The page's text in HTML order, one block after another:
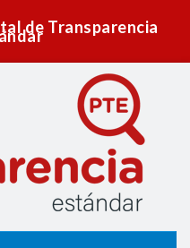
de Transparencia